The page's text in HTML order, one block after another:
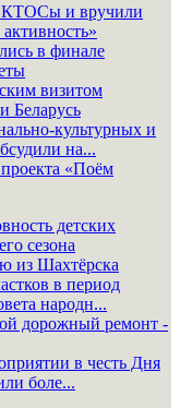
КТОСы и вручили
в финале
визитом
Беларусь
культурных и
на...
«Поём
детских
сезона
из Шахтёрска
в период
народн...
дорожный ремонт -
в честь Дня
боле...